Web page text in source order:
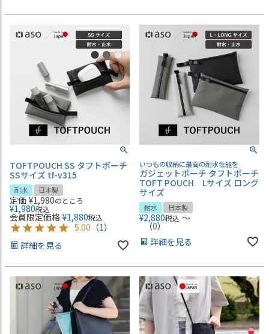
TOFTPOUCH SS タフトポーチ
SSサイズ tf-v315
耐水 日本製
定価 ¥1,980のところ
¥1,980税込
会員限定価格 ¥1,880税込
5.00 （1）
詳細を見る
いつもの収納に最高の耐水性能を
ガジェットポーチ タフトポーチ
TOFT POUCH Lサイズ ロング
サイズ
耐水 日本製
¥2,880税込 〜
（0）
詳細を見る